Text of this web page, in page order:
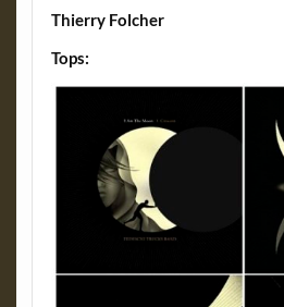
Thierry Folcher
Tops: